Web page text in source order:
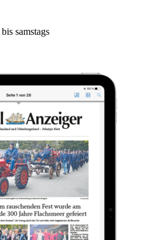
samstags